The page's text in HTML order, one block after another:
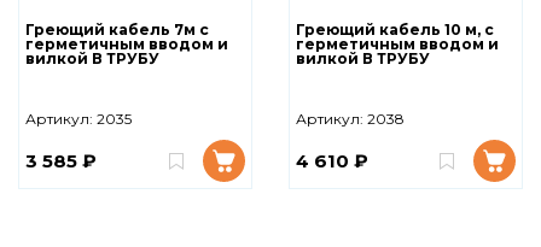
Греющий кабель 7м с
герметичным вводом и
вилкой В ТРУБУ
Артикул: 2035
3 585 ₽
Греющий кабель 10 м, с
герметичным вводом и
вилкой В ТРУБУ
Артикул: 2038
4 610 ₽